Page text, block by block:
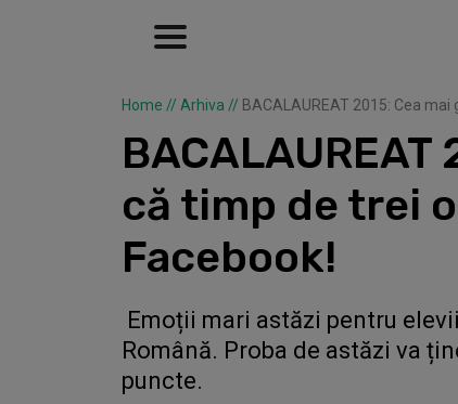
Home // Arhiva // BACALAUREAT 2015: Cea
că timp de trei
Facebook!
Emoții mari astăzi pentru
Română. Proba de astăzi va
puncte.